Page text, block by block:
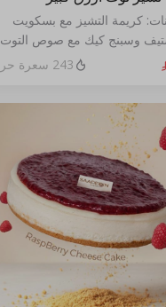
كريمة التشيز مع بسكويت
وسبنج كيك مع صوص التوت
يكفي١٢شخص
243 سعرة حرارية